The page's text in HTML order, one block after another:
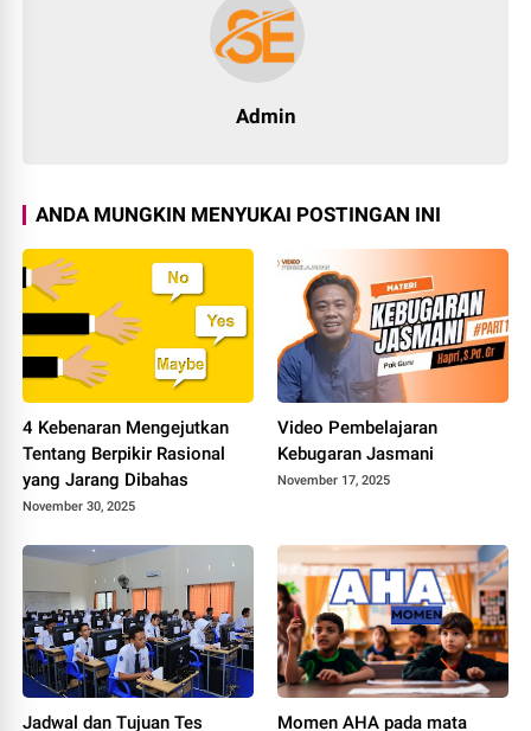
Admin
ANDA MUNGKIN MENYUKAI POSTINGAN INI
4 Kebenaran Mengejutkan
Tentang Berpikir Rasional
yang Jarang Dibahas
November 30, 2025
Video Pembelajaran
Kebugaran Jasmani
November 17, 2025
Jadwal dan Tujuan Tes
Momen AHA pada mata